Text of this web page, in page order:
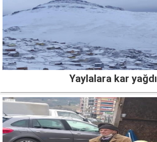
Yaylalara kar yağdı